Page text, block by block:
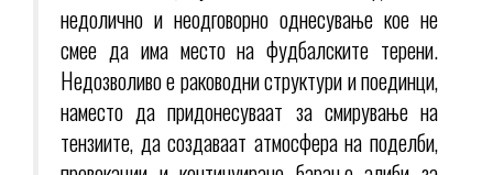
недолично и неодговорно однесување кое не
смее да има место на фудбалските терени.
Недозволиво е раководни структури и поединци,
наместо да придонесуваат за смирување на
тензиите, да создаваат атмосфера на поделби,